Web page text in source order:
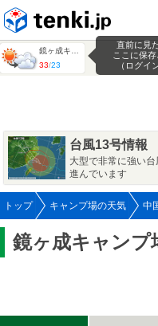
33/23
直前に見
ここに保
（ログイ
台風13号情報
大型で非常に強い
進んでいます
トップ キャンプ場の天気 中
鏡ヶ成キャンプ